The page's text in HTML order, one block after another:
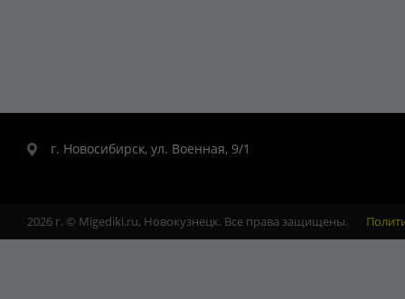
г. Новосибирск, ул. Военная, 9/1
2026 г. © Migediki.ru, Новокузнецк. Все права защищены.